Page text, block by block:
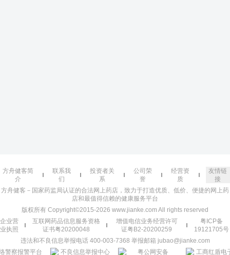
方舟健客简
介
联系我
们
投资者关
系
公司荣
誉
经营资
质
友情链
接
方舟健客－国家药监局认证的合法网上药店，致力于打造优质、低价、便捷的网上药
店和最值得信赖的健康服务平台
版权所有 Copyright©2015-2026 www.jianke.com All rights reserved
企业营
业执照
互联网药品信息服务资格
证书粤20200048
增值电信业务经营许可
证粤B2-20200259
粤ICP备
19121705号
违法和不良信息举报电话 400-003-7368 举报邮箱 jubao@jianke.com